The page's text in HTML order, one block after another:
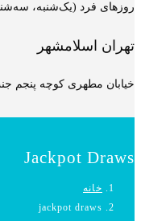
روزهای فرد (یک‌شنبه، سه‌شنبه و
تهران اسلامشهر
خیابان مطهری کوچه پنجم
Jackpot Draws
خانه
jackpot draws